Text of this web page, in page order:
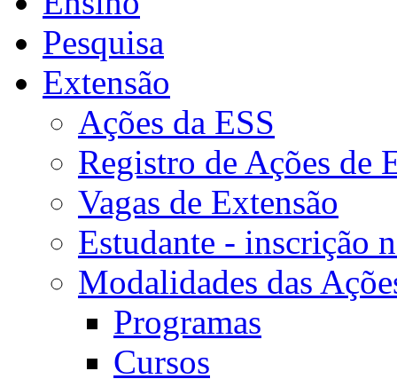
Pesquisa
Extensão
Ações da ESS
Registro de Ações de
Vagas de Extensão
Estudante - inscrição
Modalidades das
Programas
Cursos